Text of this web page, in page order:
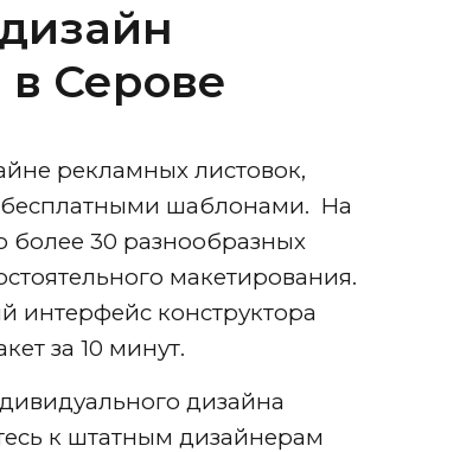
в Серове
рекламных листовок,
бесплатными шаблонами. На
более 30 разнообразных
макетирования.
интерфейс конструктора
за 10 минут.
дизайна
к штатным дизайнерам